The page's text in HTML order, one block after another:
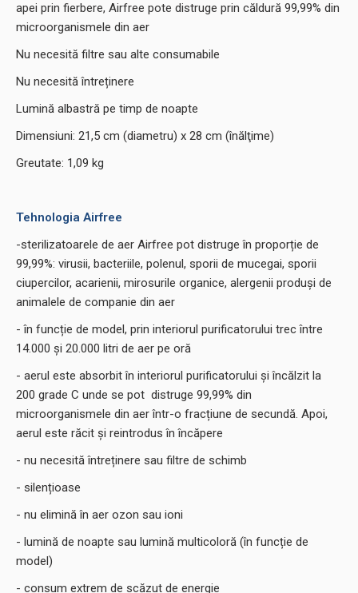
apei prin fierbere, Airfree pote distruge prin căldură 99,99% din
microorganismele din aer
Nu necesită filtre sau alte consumabile
Nu necesită întreținere
Lumină albastră pe timp de noapte
Dimensiuni: 21,5 cm (diametru) x 28 cm (înălţime)
Greutate: 1,09 kg
Tehnologia Airfree
-sterilizatoarele de aer Airfree pot distruge în proporție de
99,99%: virusii, bacteriile, polenul, sporii de mucegai, sporii
ciupercilor, acarienii, mirosurile organice, alergenii produși de
animalele de companie din aer
- în funcție de model, prin interiorul purificatorului trec între
14.000 și 20.000 litri de aer pe oră
- aerul este absorbit în interiorul purificatorului și încălzit la
200 grade C unde se pot distruge 99,99% din
microorganismele din aer într-o fracțiune de secundă. Apoi,
aerul este răcit și reintrodus în încăpere
- nu necesită întreținere sau filtre de schimb
- silențioase
- nu elimină în aer ozon sau ioni
- lumină de noapte sau lumină multicoloră (în funcție de
model)
- consum extrem de scăzut de energie